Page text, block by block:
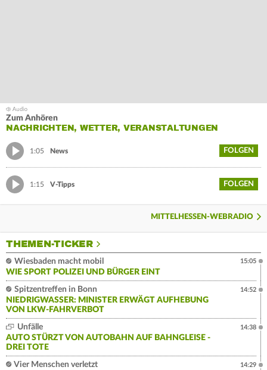
Zum Anhören
NACHRICHTEN, WETTER, VERANSTALTUNGEN
1:05 News FOLGEN
1:15 V-Tipps FOLGEN
MITTELHESSEN-WEBRADIO
THEMEN-TICKER
Wiesbaden macht mobil
WIE SPORT POLIZEI UND BÜRGER EINT
15:05
Spitzentreffen in Bonn
NIEDRIGWASSER: MINISTER ERWÄGT AUFHEBUNG
VON LKW-FAHRVERBOT
14:52
Unfälle
AUTO STÜRZT VON AUTOBAHN AUF BAHNGLEISE -
DREI TOTE
14:38
Vier Menschen verletzt
14:29